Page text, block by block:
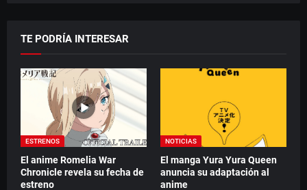
TE PODRÍA INTERESAR
ESTRENOS
El anime Romelia War
Chronicle revela su fecha de
estreno
NOTICIAS
El manga Yura Yura Queen
anuncia su adaptación al
anime